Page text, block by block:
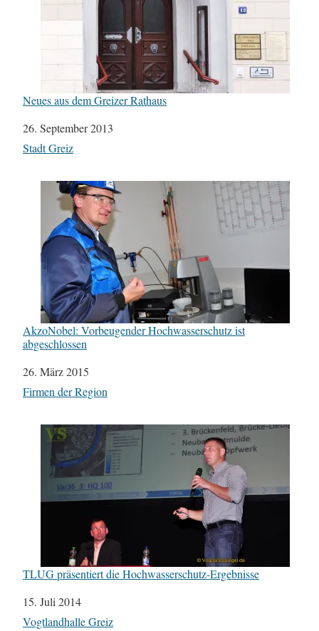
Neues aus dem Greizer Rathaus
Datum
26. September 2013
In Bezug auf
Stadt Greiz
AkzoNobel: Vorbeugender Hochwasserschutz ist
abgeschlossen
Datum
26. März 2015
In Bezug auf
Firmen der Region
TLUG präsentiert die Hochwasserschutz-Ergebnisse
Datum
15. Juli 2014
In Bezug auf
Vogtlandhalle Greiz